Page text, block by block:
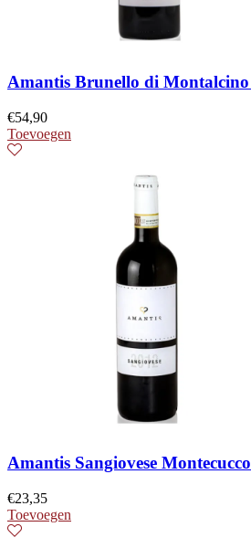
Amantis Brunello di Montalcino
€54,90
Toevoegen
Amantis Sangiovese Montecucco
€23,35
Toevoegen